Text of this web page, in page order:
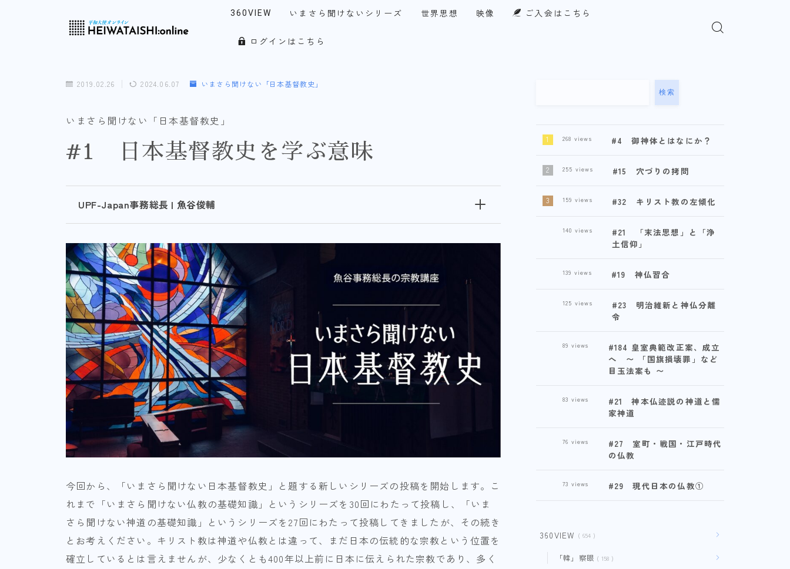
360VIEW
リアル・アメリカ
いまさら聞けないシリーズ 世界思想 映像 ご入会はこちら
ログインはこちら
2019.02.26 2024.06.07 いまさら聞けない「日本基督教史」
いまさら聞けない「日本基督教史」
#1 日本基督教史を学ぶ意味
UPF-Japan事務総長 | 魚谷俊輔
今回から、「いまさら聞けない日本基督教史」と題する新しいシリーズの投稿を開始します。こ
れまで「いまさら聞けない仏教の基礎知識」というシリーズを30回にわたって投稿し、「いま
さら聞けない神道の基礎知識」というシリーズを27回にわたって投稿してきましたが、その続き
とお考えください。キリスト教は神道や仏教とは違って、まだ日本の伝統的な宗教という位置を
確立しているとは言えませんが、少なくとも400年以上前に日本に伝えられた宗教であり、多く
検索
#4 御神体とはなにか？
268 views
#15 穴づりの拷問
255 views
#32 キリスト教の左傾化
159 views
#21 「末法思想」と「浄
土信仰」
140 views
#19 神仏習合
139 views
#23 明治維新と神仏分離
令
125 views
#184 皇室典範改正案、成立
へ 〜 「国旗損壊罪」など
目玉法案も 〜
89 views
#21 神本仏迹説の神道と儒
家神道
83 views
#27 室町・戦国・江戸時代
の仏教
76 views
#29 現代日本の仏教①
73 views
360VIEW 654
「韓」察眼 158